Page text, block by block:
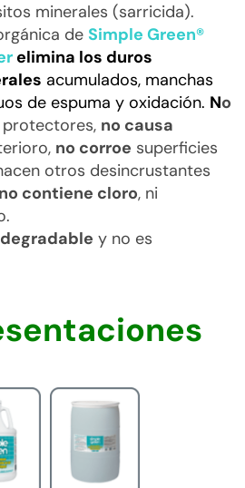
minerales (sarricida).
de Simple Green®
elimina los duros
acumulados, manchas
de espuma y oxidación. No
no causa
no corroe superficies
otros desincrustantes
no contiene cloro, ni
y no es